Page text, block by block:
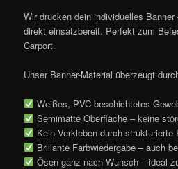
Wir drucken dein individuelles
direkt einsatzbereit. Perfekt zum
Carport.
Unser Banner-Material überzeugt
Weißes, PVC-beschichtetes
Semimatte Oberfläche – keine
Kein Verkleben durch strukturierte
Brillante Farbwiedergabe – auch
Ösen ganz nach Wunsch – ideal